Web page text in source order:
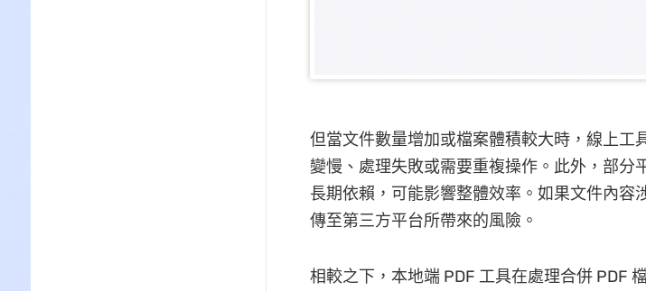
但當文件數量增加或檔案體積較大時，線上工
變慢、處理失敗或需要重複操作。此外，部分
長期依賴，可能影響整體效率。如果文件內容
傳至第三方平台所帶來的風險。
相較之下，本地端 PDF 工具在處理合併 PDF